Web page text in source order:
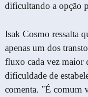
dificultando a opção
Isak Cosmo ressalta
apenas um dos
fluxo cada vez maior
dificuldade de
comenta. "É comum